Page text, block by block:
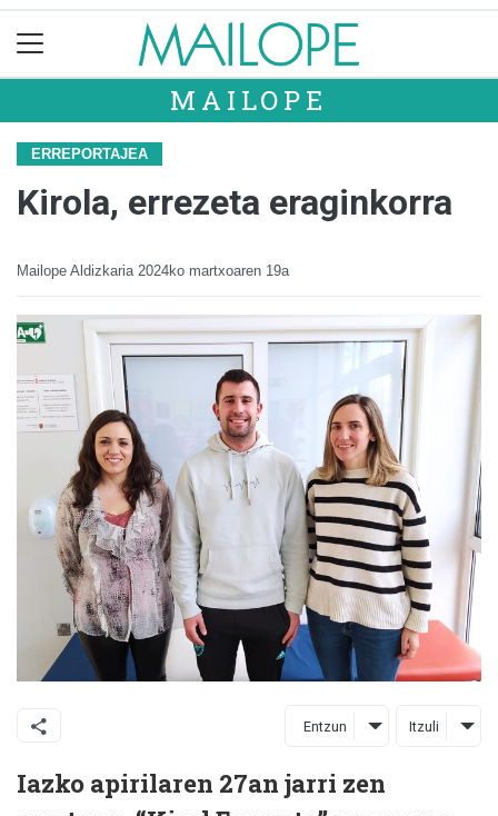
MAILOPE
ERREPORTAJEA
Kirola, errezeta eraginkorra
Mailope Aldizkaria 2024ko martxoaren 19a
Entzun Itzuli
Iazko apirilaren 27an jarri zen